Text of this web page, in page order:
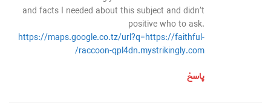
and facts I needed about this subject and didn’t
positive who to ask.
https://maps.google.co.tz/url?q=https://faithful-
raccoon-qpl4dn.mystrikingly.com/
پاسخ